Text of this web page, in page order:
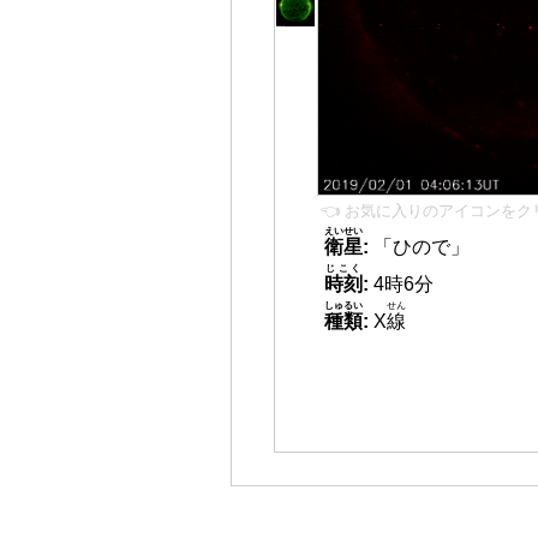
👈 お気に入りのアイコンをク
衛星
えいせい
:
「ひので」
時刻
じこく
: 4時6分
種類
しゅるい
: X線
せん